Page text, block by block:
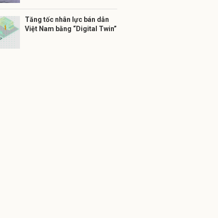
Tăng tốc nhân lực bán dẫn
Việt Nam bằng “Digital Twin”